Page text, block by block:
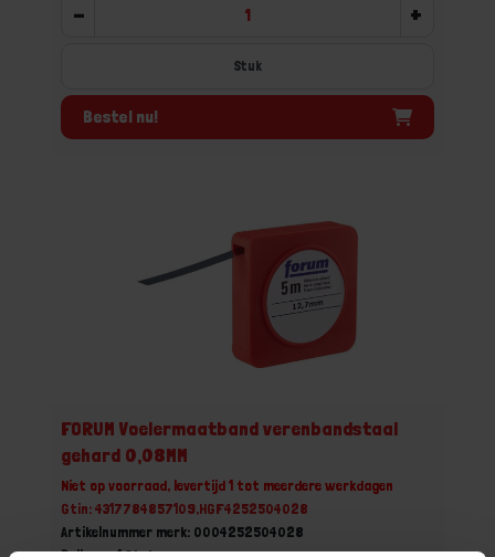
- +
Stuk
Bestel nu!
FORUM Voelermaatband verenbandstaal
gehard 0,08MM
Niet op voorraad, levertijd 1 tot meerdere werkdagen
Gtin: 4317784857109,HGF4252504028
Artikelnummer merk: 0004252504028